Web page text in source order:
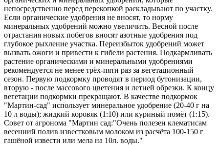
непосредственно перед перекопкой раскладывают по участку.
Если органические удобрения не вносят, то норму
минеральных удобрений можно увеличить. Весной после
отрастания новых побегов вносят азотные удобрения под
глубокое рыхление участка. Переизбыток удобрений может
вызвать ожоги и привести к гибели растения. Подкармливать
растение органическими и минеральными удобрениями
рекомендуется не менее трёх-пяти раз за вегетационный
сезон. Первую подкормку проводят в период бутонизации,
вторую - после массового цветения и летней обрезки. К концу
вегетации подкормки прекращают. В качестве подкормок
"Мартин-сад" использует минеральное удобрение (20-40 г на
10 л воды); жидкий коровяк (1:10) или куриный помёт (1:15).
Совет от агронома "Мартин сад:"Очень полезен клематисам
весенний полив известковым молоком из расчёта 100-150 г
гашёной извести или мела на 10л. воды."